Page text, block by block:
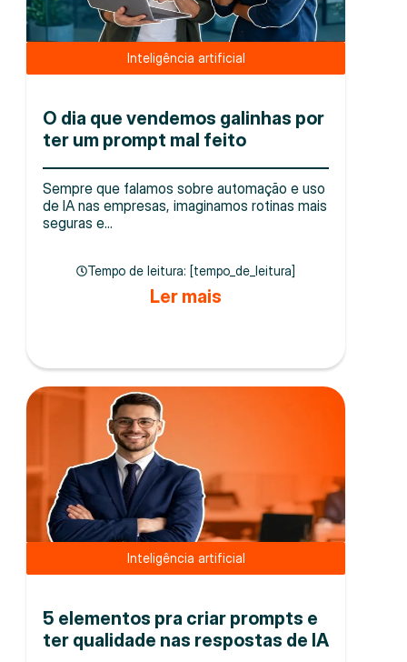
Inteligência artificial
O dia que vendemos galinhas por
ter um prompt mal feito
Sempre que falamos sobre automação e uso
de IA nas empresas, imaginamos rotinas mais
seguras e...
Tempo de leitura: [tempo_de_leitura]
Ler mais
Inteligência artificial
5 elementos pra criar prompts e
ter qualidade nas respostas de IA